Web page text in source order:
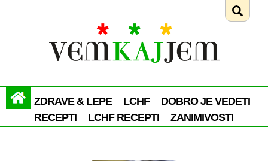
ZDRAVE & LEPE LCHF
DOBRO JE VEDETI
RECEPTI
LCHF RECEPTI ZANIMIVOSTI